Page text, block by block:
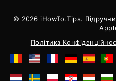
© 2026 iHowTo.Tips.
Політика